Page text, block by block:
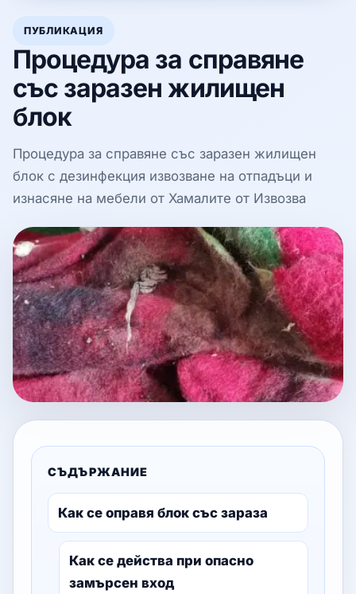
ПУБЛИКАЦИЯ
Процедура за справяне
със заразен жилищен
блок
Процедура за справяне със заразен жилищен
блок с дезинфекция извозване на отпадъци и
изнасяне на мебели от Хамалите от Извозва
СЪДЪРЖАНИЕ
Как се оправя блок със зараза
Как се действа при опасно
замърсен вход